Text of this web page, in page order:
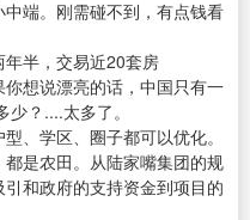
端。刚需碰不到，有点钱看
半，交易近20套房
想说漂亮的话，中国只有一
？....太多了。
、学区、圈子都可以优化。
是农田。从陆家嘴集团的规
和政府的支持资金到项目的